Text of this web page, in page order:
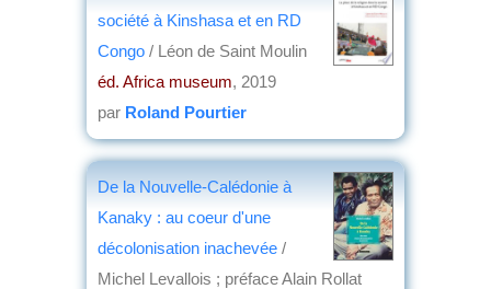
société à Kinshasa et en RD
Congo / Léon de Saint Moulin
éd. Africa museum, 2019
par Roland Pourtier
De la Nouvelle-Calédonie à
Kanaky : au coeur d'une
décolonisation inachevée /
Michel Levallois ; préface Alain Rollat